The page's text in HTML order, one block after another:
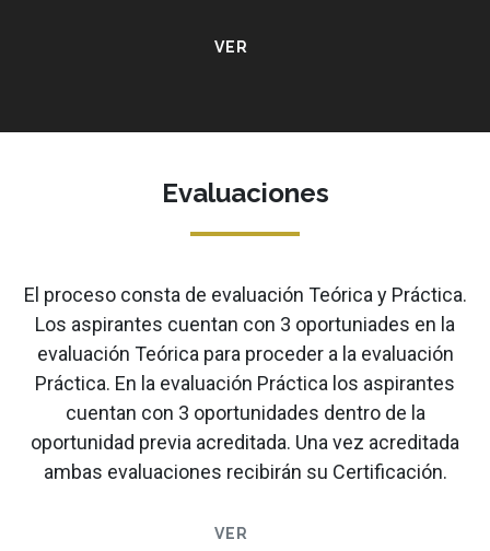
VER
Evaluaciones
El proceso consta de evaluación Teórica y Práctica.
Los aspirantes cuentan con 3 oportuniades en la
evaluación Teórica para proceder a la evaluación
Práctica. En la evaluación Práctica los aspirantes
cuentan con 3 oportunidades dentro de la
oportunidad previa acreditada. Una vez acreditada
ambas evaluaciones recibirán su Certificación.
VER